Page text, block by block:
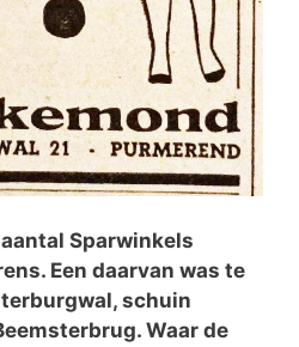
Sparwinkels
Een daarvan was te
schuin
Waar de